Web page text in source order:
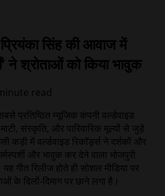
प्रियंका सिंह की आवाज में
ने श्रोताओं को किया भावुक
read
प्रतिष्ठित म्यूजिक कंपनी वर्ल्डवाइड
संस्कृति, और पारिवारिक मूल्यों से जुड़े
कड़ी में वर्ल्डवाइड रिकॉर्ड्स ने दर्शकों और
और भावुक कर देने वाला भोजपुरी
यह गीत रिलीज होते ही सोशल मीडिया पर
के दिलों-दिमाग पर छाने लगा है।